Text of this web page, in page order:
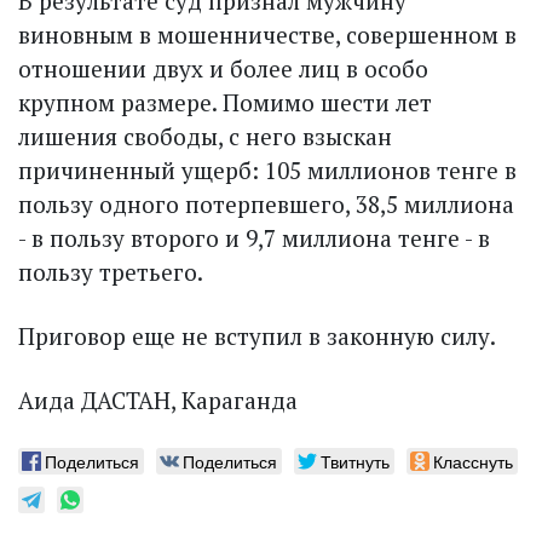
виновным в мошенничестве, совершенном в
отношении двух и более лиц в особо
крупном размере. Помимо шести лет
лишения свободы, с него взыскан
причиненный ущерб: 105 миллионов тенге в
пользу одного потерпевшего, 38,5 миллиона
- в пользу второго и 9,7 миллиона тенге - в
пользу третьего.
Приговор еще не вступил в законную силу.
Аида ДАСТАН, Караганда
Поделиться Поделиться Твитнуть Класснуть